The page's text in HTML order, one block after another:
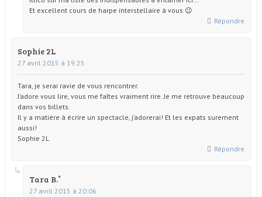
Et excellent cours de harpe interstellaire à vous 😉
Répondre
Sophie 2L
27 avril 2015 à 19:25
Tara, je serai ravie de vous rencontrer.
J’adore vous lire, vous me faîtes vraiment rire. Je me retrouve beaucoup
dans vos billets.
Il y a matière à écrire un spectacle, j’adorerai! Et les expats surement
aussi!
Sophie 2L
Répondre
Tara B.
27 avril 2015 à 20:06